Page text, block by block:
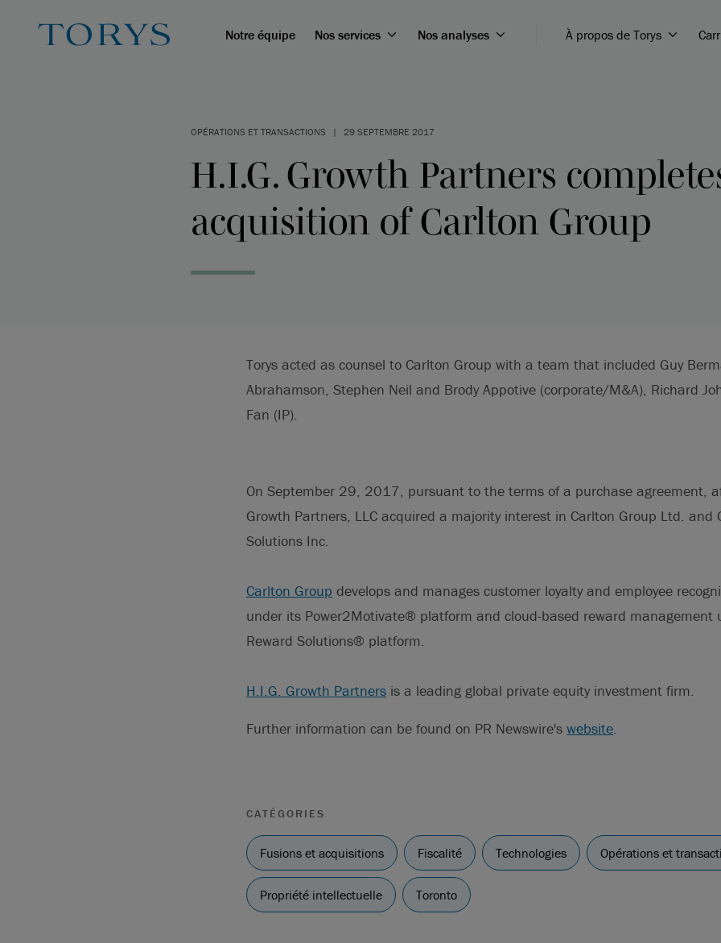
Notre équipe Nos services Nos analyses À propos de Torys
OPÉRATIONS ET TRANSACTIONS | 29 SEPTEMBRE 2017
H.I.G. Growth Partners
acquisition of Carlton Group
Torys acted as counsel to Carlton Group with a team that included Guy
Abrahamson, Stephen Neil and Brody Appotive (corporate/M&A), Richard
Fan (IP).
On September 29, 2017, pursuant to the terms of a purchase agreement,
Growth Partners, LLC acquired a majority interest in Carlton Group Ltd. and
Solutions Inc.
Carlton Group develops and manages customer loyalty and employee
under its Power2Motivate® platform and cloud-based reward management
Reward Solutions® platform.
H.I.G. Growth Partners is a leading global private equity investment firm.
Further information can be found on PR Newswire's website.
CATÉGORIES
Fusions et acquisitions Fiscalité Technologies Opérations et
Propriété intellectuelle Toronto